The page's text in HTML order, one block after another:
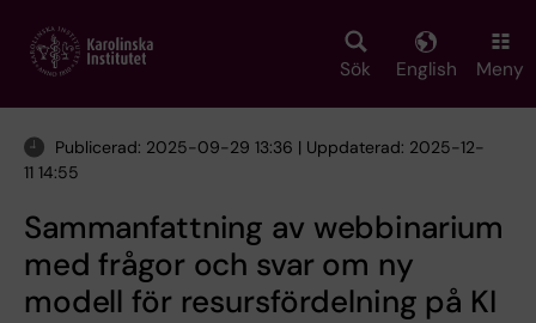
main
Sök English Meny
Publicerad: 2025-09-29 13:36 | Uppdaterad: 2025-12-
11 14:55
Sammanfattning av webbinarium
med frågor och svar om ny
modell för resursfördelning på KI